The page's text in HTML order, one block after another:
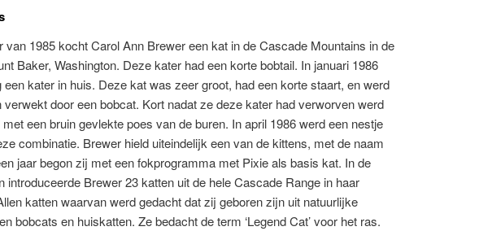
van 1985 kocht Carol Ann Brewer een kat in de Cascade Mountains in de
Baker, Washington. Deze kater had een korte bobtail. In januari 1986
een kater in huis. Deze kat was zeer groot, had een korte staart, en werd
verwekt door een bobcat. Kort nadat ze deze kater had verworven werd
een bruin gevlekte poes van de buren. In april 1986 werd een nestje
combinatie. Brewer hield uiteindelijk een van de kittens, met de naam
jaar begon zij met een fokprogramma met Pixie als basis kat. In de
introduceerde Brewer 23 katten uit de hele Cascade Range in haar
katten waarvan werd gedacht dat zij geboren zijn uit natuurlijke
bobcats en huiskatten. Ze bedacht de term ‘Legend Cat’ voor het ras.